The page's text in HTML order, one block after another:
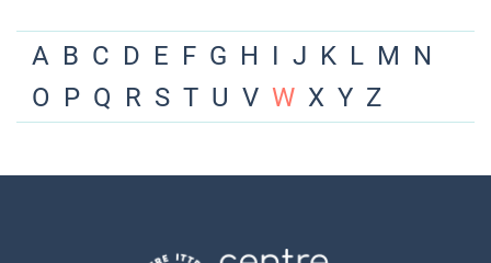
A B C D E F G H I J K L M N
O P Q R S T U V W X Y Z